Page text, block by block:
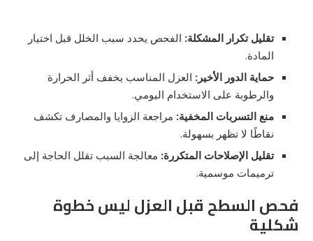
تقليل تكرار المشكلة: الفحص يحدد سبب الخلل قبل اختيار
المادة.
حماية الدور الأخير: العزل المناسب يخفف أثر الحرارة
والرطوبة على الاستخدام اليومي.
منع التسربات المخفية: مراجعة الزوايا والمصارف تكشف
نقاطًا لا تظهر بسهولة.
تقليل الإصلاحات المتكررة: معالجة السبب تقلل الحاجة إلى
ترميمات موسمية.
فحص السطح قبل العزل ليس خطوة
شكلية